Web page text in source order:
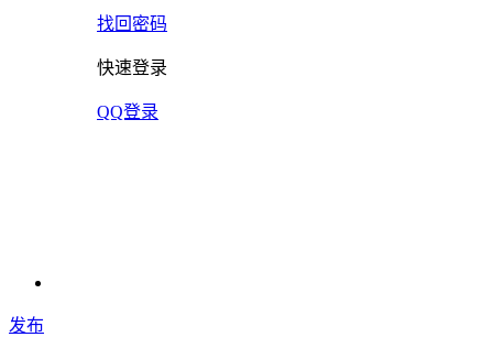
找回密码
快速登录
QQ登录
发布